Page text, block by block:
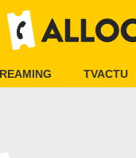
TVACTU